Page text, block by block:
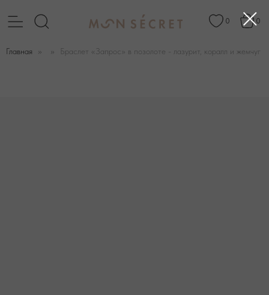
Главная Браслет «Запрос» в позолоте - лазурит, коралл и жемчуг